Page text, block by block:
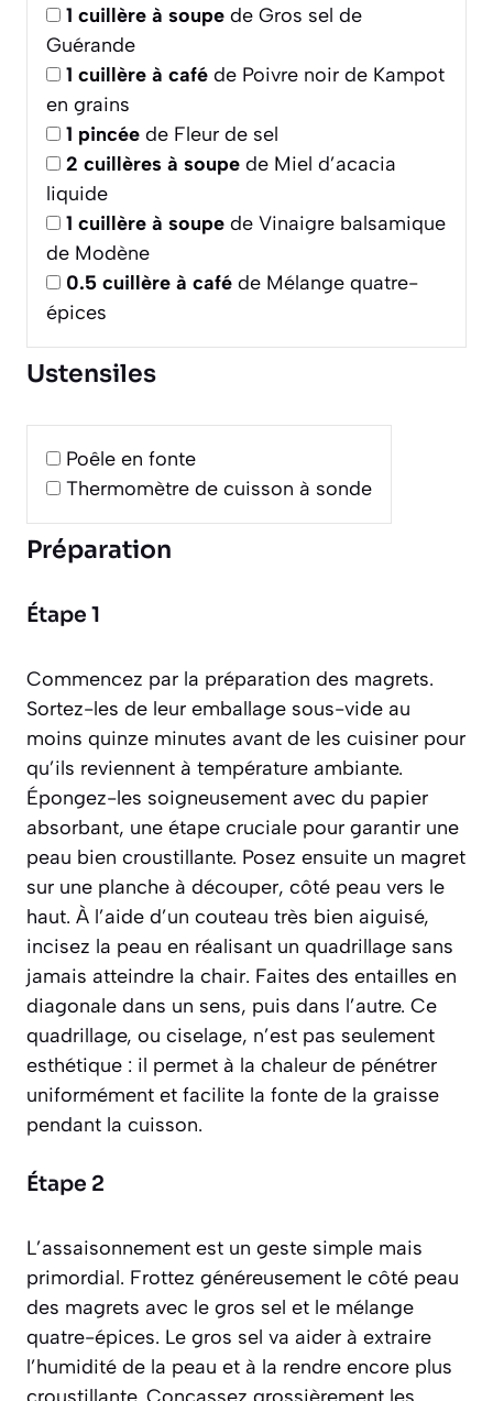
1 cuillère à soupe de Gros sel de
Guérande
1 cuillère à café de Poivre noir de Kampot
en grains
1 pincée de Fleur de sel
2 cuillères à soupe de Miel d’acacia
liquide
1 cuillère à soupe de Vinaigre balsamique
de Modène
0.5 cuillère à café de Mélange quatre-
épices
Ustensiles
Poêle en fonte
Thermomètre de cuisson à sonde
Préparation
Étape 1
Commencez par la préparation des magrets.
Sortez-les de leur emballage sous-vide au
moins quinze minutes avant de les cuisiner pour
qu’ils reviennent à température ambiante.
Épongez-les soigneusement avec du papier
absorbant, une étape cruciale pour garantir une
peau bien croustillante. Posez ensuite un magret
sur une planche à découper, côté peau vers le
haut. À l’aide d’un couteau très bien aiguisé,
incisez la peau en réalisant un quadrillage sans
jamais atteindre la chair. Faites des entailles en
diagonale dans un sens, puis dans l’autre. Ce
quadrillage, ou ciselage, n’est pas seulement
esthétique : il permet à la chaleur de pénétrer
uniformément et facilite la fonte de la graisse
pendant la cuisson.
Étape 2
L’assaisonnement est un geste simple mais
primordial. Frottez généreusement le côté peau
des magrets avec le gros sel et le mélange
quatre-épices. Le gros sel va aider à extraire
l’humidité de la peau et à la rendre encore plus